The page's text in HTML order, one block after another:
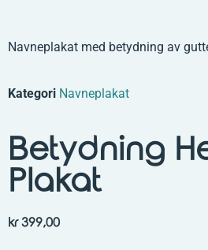
Navneplakat med betydning av
Kategori Navneplakat
Betydning
Plakat
kr399,00